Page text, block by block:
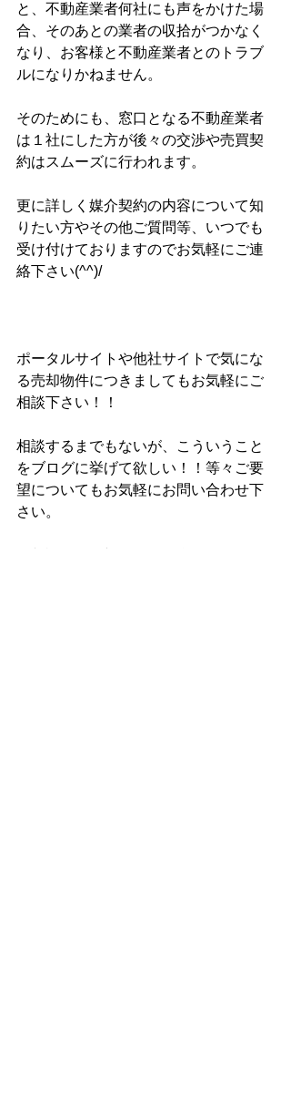
と、不動産業者何社にも声をかけた場
合、そのあとの業者の収拾がつかなく
なり、お客様と不動産業者とのトラブ
ルになりかねません。
そのためにも、窓口となる不動産業者
は１社にした方が後々の交渉や売買契
約はスムーズに行われます。
更に詳しく媒介契約の内容について知
りたい方やその他ご質問等、いつでも
受け付けておりますのでお気軽にご連
絡下さい(^^)/
ポータルサイトや他社サイトで気にな
る売却物件につきましてもお気軽にご
相談下さい！！
相談するまでもないが、こういうこと
をブログに挙げて欲しい！！等々ご要
望についてもお気軽にお問い合わせ下
さい。